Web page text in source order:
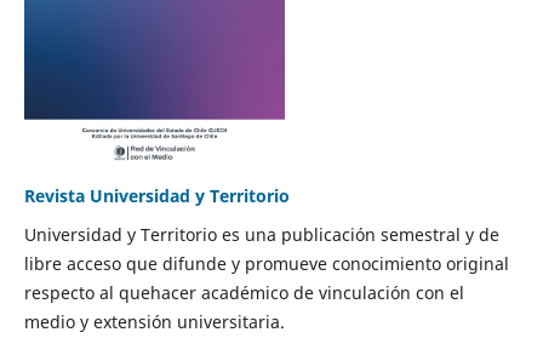
Revista Universidad y Territorio
Universidad y Territorio es una publicación semestral y de
libre acceso que difunde y promueve conocimiento original
respecto al quehacer académico de vinculación con el
medio y extensión universitaria.